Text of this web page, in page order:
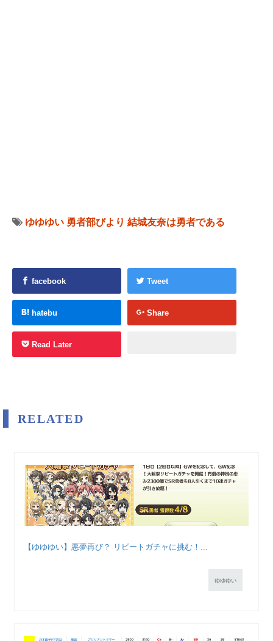
ゆゆゆい 勇者部びより 結城友奈は勇者である
facebook Tweet
hatebu Share
Read Later
RELATED
【ゆゆゆい】悪夢再び？ リピートガチャに挑む！...
ゆゆゆい